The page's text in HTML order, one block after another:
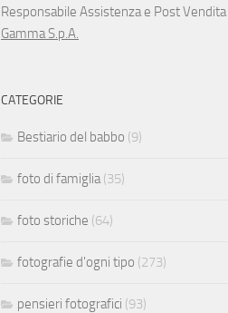
Responsabile Assistenza e Post Vendita
Gamma S.p.A.
CATEGORIE
Bestiario del babbo (9)
foto di famiglia(35)
foto storiche (64)
fotografie d'ogni tipo (273)
pensieri fotografici (93)